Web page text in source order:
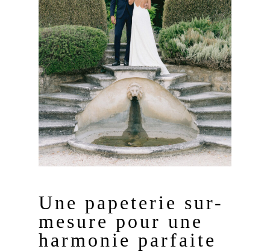
Une papeterie sur-
mesure pour une
harmonie parfaite